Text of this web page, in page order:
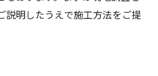
説明したうえで施工方法をご提